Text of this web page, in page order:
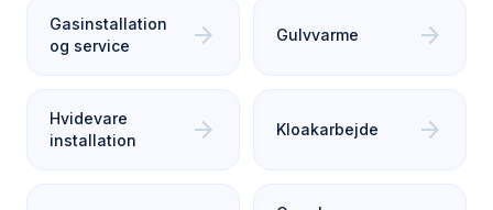
Gasinstallation
og service
arrow_forward Gulvvarme arrow_forward
Hvidevare
installation
arrow_forward Kloakarbejde arrow_forward